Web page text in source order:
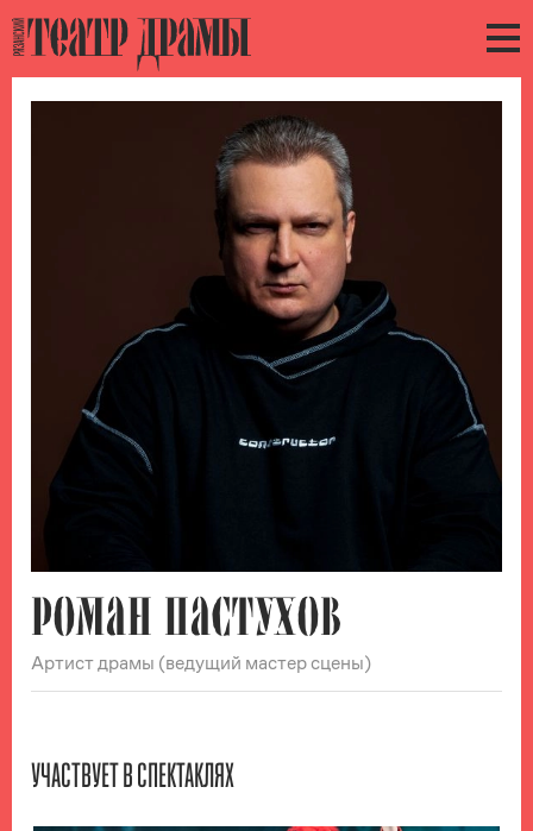
РОМАН ПАСТУХОВ
Артист драмы (ведущий мастер сцены)
УЧАСТВУЕТ В СПЕКТАКЛЯХ